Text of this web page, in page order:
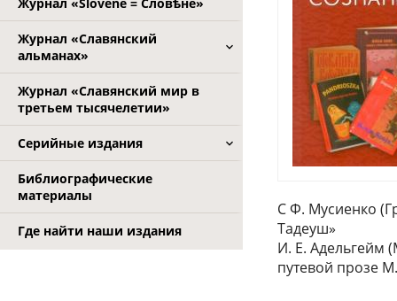
Журнал «Славянский
альманах»
Журнал «Славянский мир в
третьем тысячелетии»
Серийные издания
Библиографические
материалы
Где найти наши издания
С Ф. Мусиенко
Тадеуш»
И. Е. Адельгейм
путевой прозе